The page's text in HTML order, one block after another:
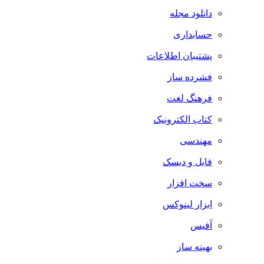
دانلود مجله
حسابداری
پشتیبان اطلاعات
فشرده ساز
فرهنگ لغت
کتاب الکترونیک
مهندسی
فایل و دیسک
سخت افزار
ابزار لینوکس
بهینه ساز